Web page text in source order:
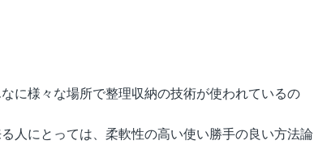
に様々な場所で整理収納の技術が使われているの
人にとっては、柔軟性の高い使い勝手の良い方法論